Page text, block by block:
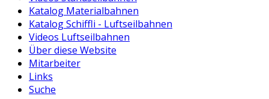
Katalog Materialbahnen
Katalog Schiffli - Luftseilbahnen
Videos Luftseilbahnen
Über diese Website
Mitarbeiter
Links
Suche